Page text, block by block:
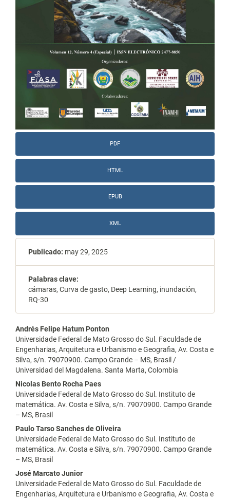
PDF
HTML
EPUB
XML
Publicado: may 29, 2025
Palabras clave:
cámaras, Curva de gasto, Deep Learning, inundación,
RQ-30
Contenido
principal
del
artículo
Andrés Felipe Hatum Ponton
Universidade Federal de Mato Grosso do Sul. Faculdade de
Engenharias, Arquitetura e Urbanismo e Geografia, Av. Costa e
Silva, s/n. 79070900. Campo Grande – MS, Brasil /
Universidad del Magdalena. Santa Marta, Colombia
Nicolas Bento Rocha Paes
Universidade Federal de Mato Grosso do Sul. Instituto de
matemática. Av. Costa e Silva, s/n. 79070900. Campo Grande
– MS, Brasil
Paulo Tarso Sanches de Oliveira
Universidade Federal de Mato Grosso do Sul. Instituto de
matemática. Av. Costa e Silva, s/n. 79070900. Campo Grande
– MS, Brasil
José Marcato Junior
Universidade Federal de Mato Grosso do Sul. Faculdade de
Engenharias, Arquitetura e Urbanismo e Geografia, Av. Costa e